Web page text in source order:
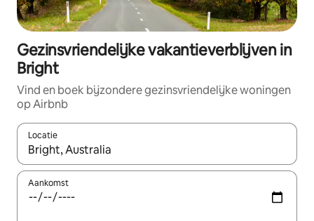
Gezinsvriendelijke vakantieverblijven in
Bright
Vind en boek bijzondere gezinsvriendelijke woningen
op Airbnb
Locatie
Wanneer er resultaten beschikbaar zijn, maak je een keuze
Aankomst